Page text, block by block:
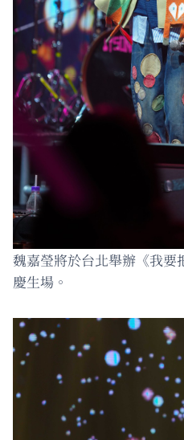
魏嘉瑩將於台北舉辦《我要
慶生場。